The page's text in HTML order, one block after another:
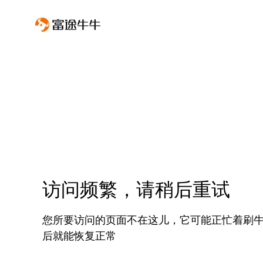
访问频繁，请稍后重试
您所要访问的页面不在这儿，它可能正忙着刷
后就能恢复正常